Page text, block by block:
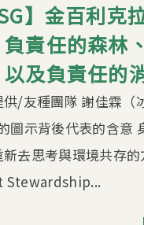
】金百利克
責任的森林
及負責任的
/友種團隊 謝佳霖（
圖示背後代表的含意
去思考與環境共存的
Stewardship...